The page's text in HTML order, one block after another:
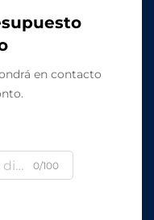
en contacto
0/100